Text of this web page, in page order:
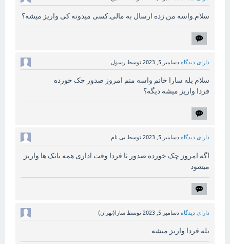
سلام.واسه من زده ارسال به مالی.کسی میدونه کی واریز میشه؟
دارای دیدگاه دسامبر 5, 2023 توسط رسول
سلام بله سارا خانم واسه منم امروز صدور چک خورده
فردا واریز میشه دیگه؟
دارای دیدگاه دسامبر 5, 2023 توسط بی نام
اگه امروز چک خورده صدور.تا فردا وقت اداری همه بانک ها واریز
میشود
دارای دیدگاه دسامبر 5, 2023 توسط سارا(تهران)
بله فردا واریز میشه